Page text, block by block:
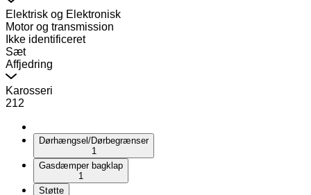
Elektrisk og Elektronisk
Motor og transmission
Ikke identificeret
Sæt
Affjedring
Karosseri
212
Dørhængsel/Dørbegrænser
1
Gasdæmper bagklap
1
Støtte